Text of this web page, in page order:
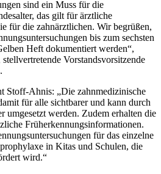
sind ein Muss für die
das gilt für ärztliche
für die zahnärztlichen. Wir begrüßen,
bis zum sechsten
Heft dokumentiert werden“,
Vorstandsvorsitzende
Stoff-Ahnis: „Die zahnmedizinische
für alle sichtbarer und kann durch
umgesetzt werden. Zudem erhalten die
Früherkennungsinformationen.
für das einzelne
in Kitas und Schulen, die
wird.“